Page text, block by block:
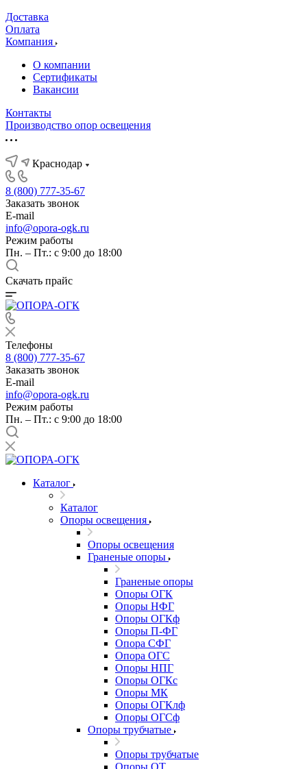
Доставка
Оплата
Компания
О компании
Сертификаты
Вакансии
Контакты
Производство опор освещения
Краснодар
8 (800) 777-35-67
Заказать звонок
E-mail
info@opora-ogk.ru
Режим работы
Пн. – Пт.: с 9:00 до 18:00
Скачать прайс
Телефоны
8 (800) 777-35-67
Заказать звонок
E-mail
info@opora-ogk.ru
Режим работы
Пн. – Пт.: с 9:00 до 18:00
Каталог
Каталог
Опоры освещения
Опоры освещения
Граненые опоры
Граненые опоры
Опоры ОГК
Опоры НФГ
Опоры ОГКф
Опоры П-ФГ
Опора СФГ
Опора ОГС
Опоры НПГ
Опоры ОГКс
Опоры МК
Опоры ОГКлф
Опоры ОГСф
Опоры трубчатые
Опоры трубчатые
Опоры ОТ